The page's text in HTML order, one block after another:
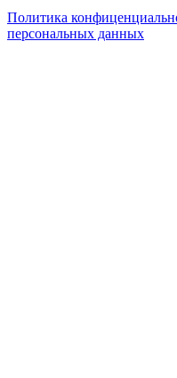
Политика
персональных данных